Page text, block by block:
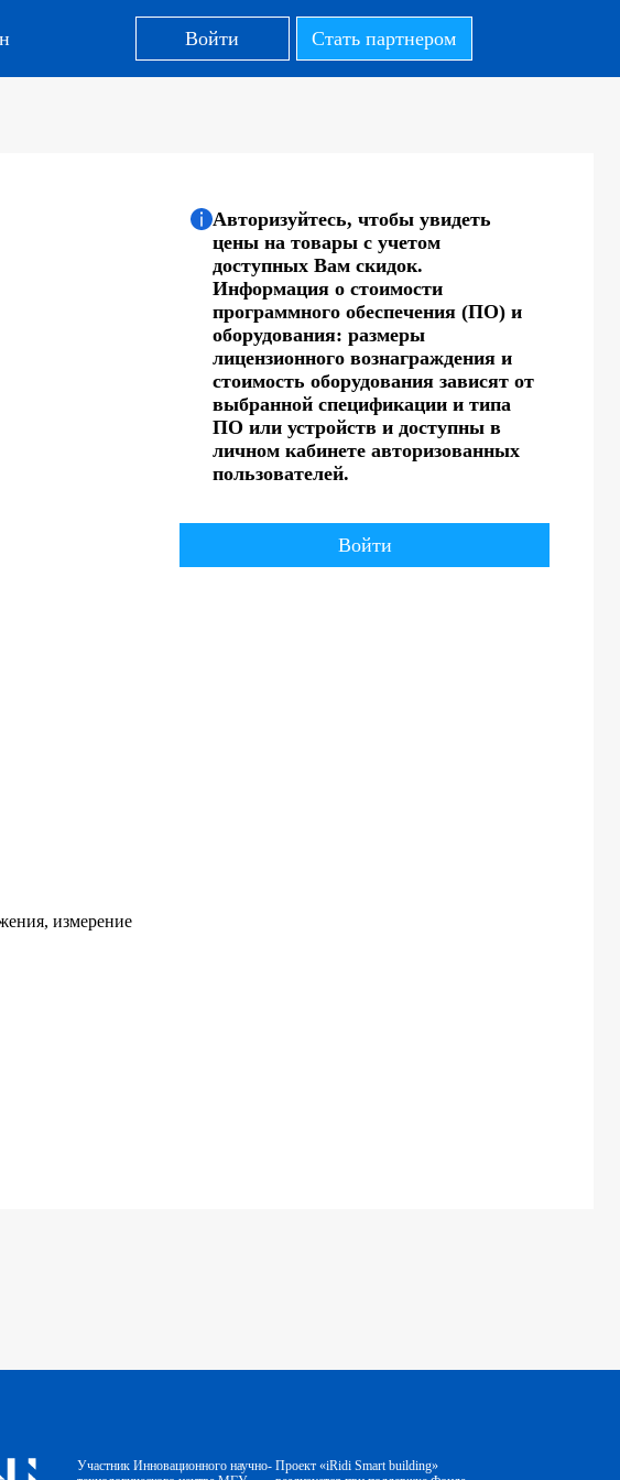
Войти Стать партнером
измерение
Авторизуйтесь, чтобы увидеть
цены на товары с учетом
доступных Вам скидок.
Информация о стоимости
программного обеспечения (ПО) и
оборудования: размеры
лицензионного вознаграждения и
стоимость оборудования зависят от
выбранной спецификации и типа
ПО или устройств и доступны в
личном кабинете авторизованных
пользователей.
Войти
Участник Инновационного научно- Проект «iRidi Smart building»